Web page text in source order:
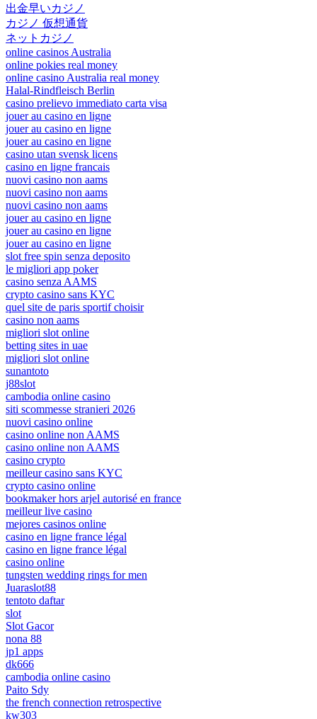
出金早いカジノ
カジノ 仮想通貨
ネットカジノ
online casinos Australia
online pokies real money
online casino Australia real money
Halal-Rindfleisch Berlin
casino prelievo immediato carta visa
jouer au casino en ligne
jouer au casino en ligne
jouer au casino en ligne
casino utan svensk licens
casino en ligne francais
nuovi casino non aams
nuovi casino non aams
nuovi casino non aams
jouer au casino en ligne
jouer au casino en ligne
jouer au casino en ligne
slot free spin senza deposito
le migliori app poker
casino senza AAMS
crypto casino sans KYC
quel site de paris sportif choisir
casino non aams
migliori slot online
betting sites in uae
migliori slot online
sunantoto
j88slot
cambodia online casino
siti scommesse stranieri 2026
nuovi casino online
casino online non AAMS
casino online non AAMS
casino crypto
meilleur casino sans KYC
crypto casino online
bookmaker hors arjel autorisé en france
meilleur live casino
mejores casinos online
casino en ligne france légal
casino en ligne france légal
casino online
tungsten wedding rings for men
Juaraslot88
tentoto daftar
slot
Slot Gacor
nona 88
jp1 apps
dk666
cambodia online casino
Paito Sdy
the french connection retrospective
kw303